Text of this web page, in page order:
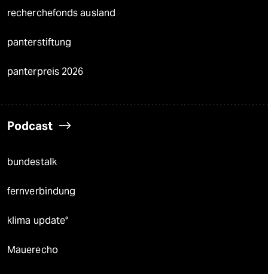
recherchefonds ausland
panterstiftung
panterpreis 2026
Podcast
bundestalk
fernverbindung
klima update°
Mauerecho